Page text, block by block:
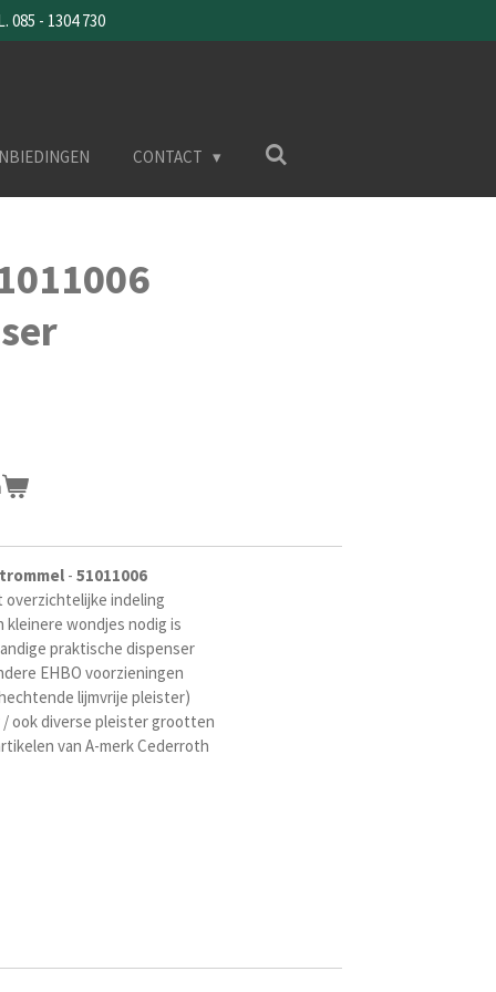
085 - 1304 730
CONTACT
- 51011006
overzichtelijke indeling
wondjes nodig is
praktische dispenser
EHBO voorzieningen
lijmvrije pleister)
ook diverse pleister grootten
van A-merk Cederroth